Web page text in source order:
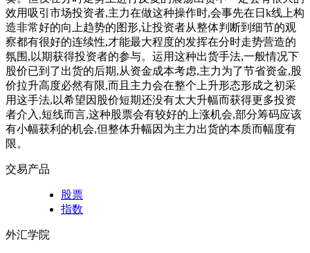
效用吸引市场投资者,主力在做这种操作时,会事先在日k线上构
造非常好的向上趋势的图形,让投资者从整体判断到细节的观
察都有很好的连续性,才能最大程度的发挥在分时走势营造的
氛围,以期获得投资者的参与。运用这种出货手法,一般情况下
股价已到了出货的后期,从资金成本考虑,主力为了节省资金,股
价拉升高度必然有限,而且主力会在整个上升形态形成之初采
用这手法,以希望因股价短期还没有太大升幅而获得更多投资
者介入,短线而言,这种股票会有较好的上涨机会,部分筹码应该
有小幅获利的机会,但整体升幅因为主力出货的本质而幅度有
限。
交易产品
股票
指数
外汇学院